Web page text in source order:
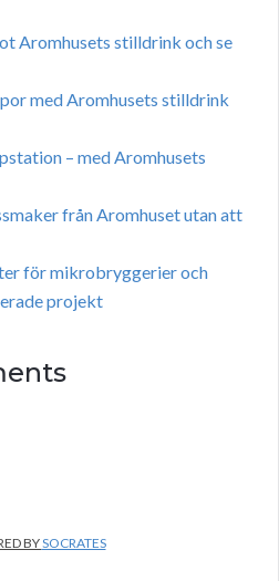
Aromhusets stilldrink och se
med Aromhusets stilldrink
– med Aromhusets
från Aromhuset utan att
för mikrobryggerier och
projekt
BYSOCRATES